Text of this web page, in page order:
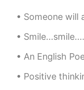
Someone will always be prettier!
Smile...smile.....smile If you
An English Poem “Cats Sleep
Positive thinking is a mental